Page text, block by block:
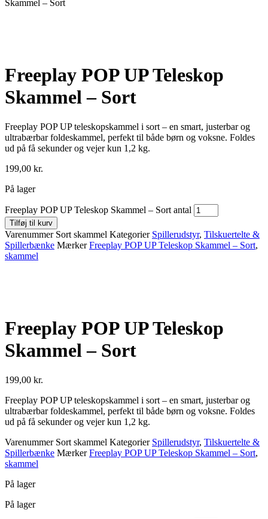
Skammel – Sort
Freeplay POP UP Teleskop
Skammel – Sort
Freeplay POP UP teleskopskammel i sort – en smart, justerbar og
ultrabærbar foldeskammel, perfekt til både børn og voksne. Foldes
ud på få sekunder og vejer kun 1,2 kg.
199,00 kr.
På lager
Freeplay POP UP Teleskop Skammel – Sort antal
Tilføj til kurv
Varenummer Sort skammel Kategorier Spillerudstyr, Tilskuertelte &
Spillerbænke Mærker Freeplay POP UP Teleskop Skammel – Sort,
skammel
Freeplay POP UP Teleskop
Skammel – Sort
199,00 kr.
Freeplay POP UP teleskopskammel i sort – en smart, justerbar og
ultrabærbar foldeskammel, perfekt til både børn og voksne. Foldes
ud på få sekunder og vejer kun 1,2 kg.
Varenummer Sort skammel Kategorier Spillerudstyr, Tilskuertelte &
Spillerbænke Mærker Freeplay POP UP Teleskop Skammel – Sort,
skammel
På lager
På lager